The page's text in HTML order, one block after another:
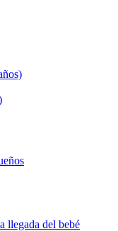
llegada del bebé